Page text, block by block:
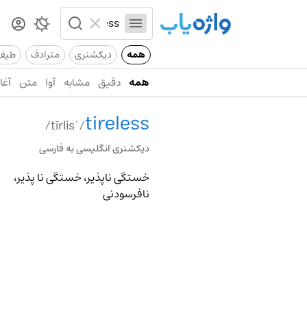
همه دیکشنری مترادف
همه دقیق مشابه آوا متن
tireless
/ˈtīrlis/
دیکشنری انگلیسی به فارسی
خستگی ناپذیر، خستگی نا پذیر،
نافرسودنی